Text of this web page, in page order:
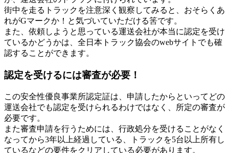
街中を走るトラックを注意深く観察してみると、おそらくあ
れがGマークか！と気づいていただける筈です。
また、依頼しようと思っている運送会社が本当に認定を受け
ているかどうかは、全日本トラック協会のwebサイトでも確
認することができます。
認定を受けるには審査が必要！
この安全性優良事業所認定証は、申請したからといってどの
運送会社でも認定を受けられるわけではなく、所定の審査が
必要です。
また審査申請を行うためには、行政処分を受けることがなく
なってから3年以上経過している、トラックを5台以上所有し
ているなどの要件をクリアしている必要があります。